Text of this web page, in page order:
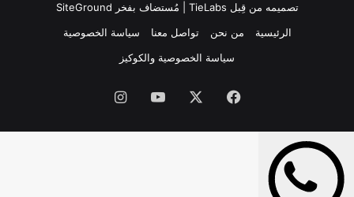
تصميمه من قِبل TieLabs
| مُستضاف بفخر SiteGround
الرئيسية
من نحن تواصل معنا
سياسة الخصوصية
سياسة الخصوصية والكوكيز
فيسبوك ‫YouTubeانستقرام